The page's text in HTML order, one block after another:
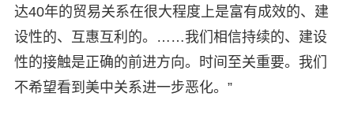
达40年的贸易关系在很大程度上是富有成效的、建
设性的、互惠互利的。……我们相信持续的、建设
性的接触是正确的前进方向。时间至关重要。我们
不希望看到美中关系进一步恶化。”